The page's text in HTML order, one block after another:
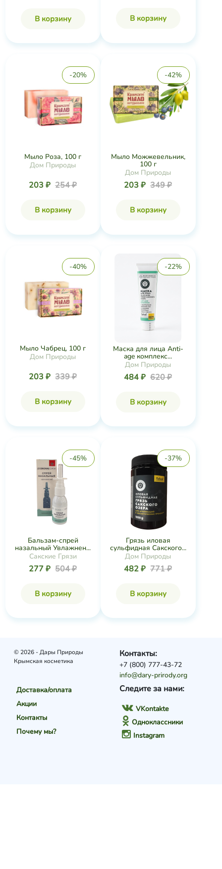
В корзину В корзину
-20%
Мыло Роза, 100 г
Дом Природы
203 ₽ 254 ₽
В корзину
-42%
Мыло Можжевельник,
100 г
Дом Природы
203 ₽ 349 ₽
В корзину
-40%
Мыло Чабрец, 100 г
Дом Природы
203 ₽ 339 ₽
В корзину
-22%
Маска для лица Anti-
age комплекс...
Дом Природы
484 ₽ 620 ₽
В корзину
-45%
Бальзам-спрей
назальный Увлажнен...
Сакские Грязи
277 ₽ 504 ₽
В корзину
-37%
Грязь иловая
сульфидная Сакского...
Дом Природы
482 ₽ 771 ₽
В корзину
© 2026 - Дары Природы
Крымская косметика
Доставка/оплата
Акции
Контакты
Почему мы?
Следите за нами:
VKontakte
Одноклассники
Instagram
Контакты:
+7 (800) 777-43-72
info@dary-prirody.org